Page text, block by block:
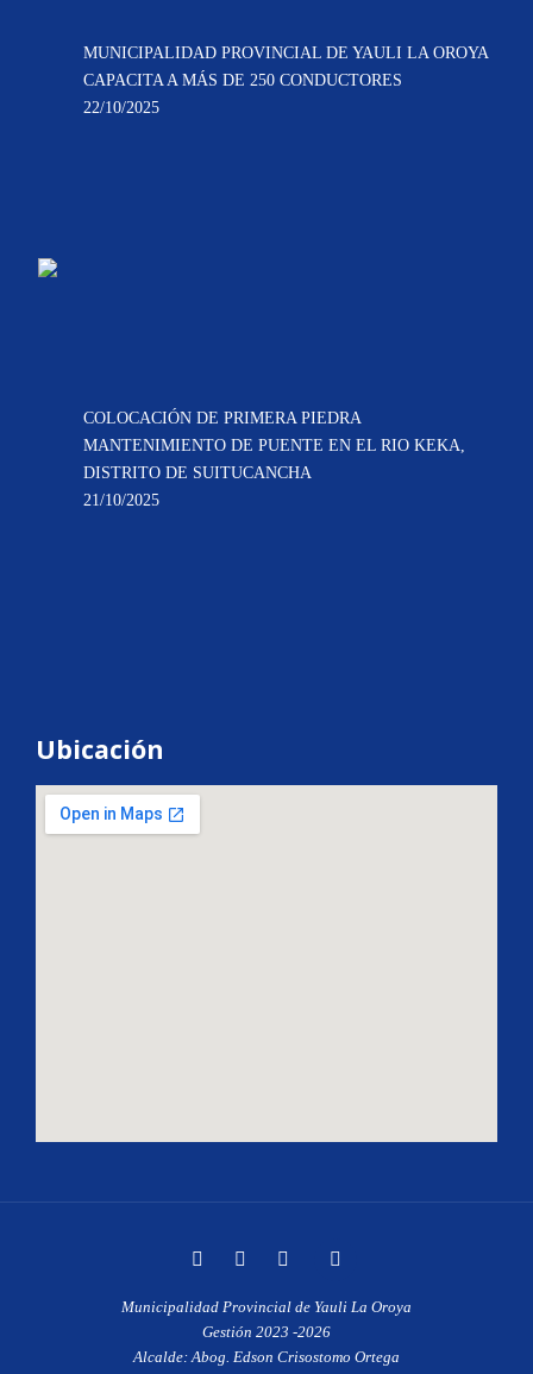
MUNICIPALIDAD PROVINCIAL DE YAULI LA OROYA
CAPACITA A MÁS DE 250 CONDUCTORES
22/10/2025
COLOCACIÓN DE PRIMERA PIEDRA
MANTENIMIENTO DE PUENTE EN EL RIO KEKA,
DISTRITO DE SUITUCANCHA
21/10/2025
Ubicación
Municipalidad Provincial de Yauli La Oroya
Gestión 2023 -2026
Alcalde: Abog. Edson Crisostomo Ortega